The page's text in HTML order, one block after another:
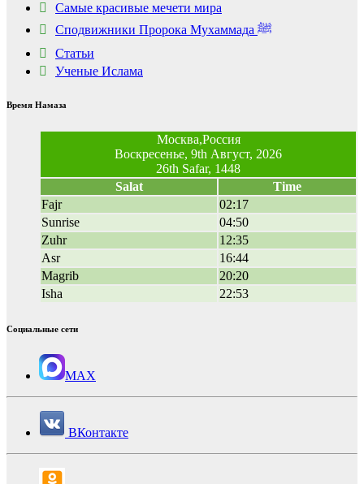
Самые красивые мечети мира
Сподвижники Пророка Мухаммада ﷺ
Статьи
Ученые Ислама
Время Намаза
Москва,Россия
Воскресенье, 9th Август, 2026
26th Safar, 1448
Salat
Time
Fajr
02:17
Sunrise
04:50
Zuhr
12:35
Asr
16:44
Magrib
20:20
Isha
22:53
Социальные сети
MAX
ВКонтакте